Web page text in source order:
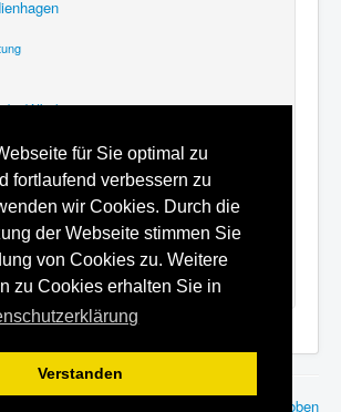
für Sie optimal zu
fortlaufend verbessern zu
wir Cookies. Durch die
der Webseite stimmen Sie
von Cookies zu. Weitere
zu Cookies erhalten Sie in
Verstanden
Nienhagen
Nach oben